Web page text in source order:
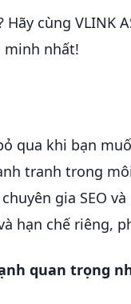
cùng VLINK
minh nhất!
qua khi bạn
tranh trong
gia SEO
hạn chế riêng,
quan trọng